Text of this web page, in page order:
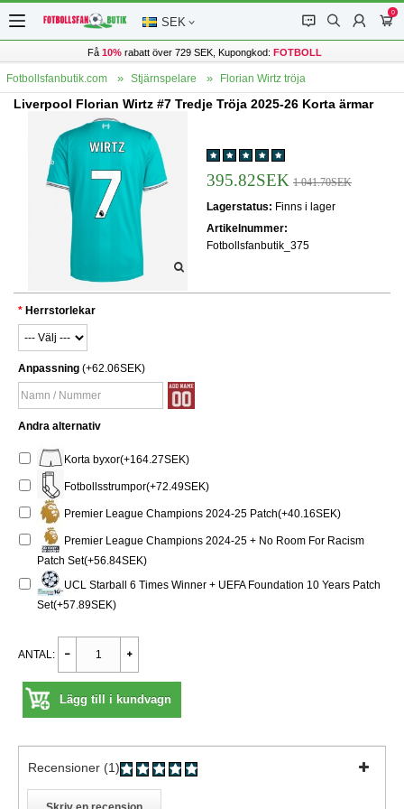
SEK 󰂱 󰂨 󰃳
0
󰃦
Få 10%rabatt över 729 SEK, Kupongkod: FOTBOLL
Fotbollsfanbutik.com Stjärnspelare Florian Wirtz tröja
Liverpool Florian Wirtz #7 Tredje Tröja 2025-26 Korta ärmar
395.82SEK 1 041.70SEK
Lagerstatus: Finns i lager
Artikelnummer:
Fotbollsfanbutik_375
Herrstorlekar
Anpassning (+62.06SEK)
Andra alternativ
Korta byxor(+164.27SEK)
Fotbollsstrumpor(+72.49SEK)
Premier League Champions 2024-25 Patch(+40.16SEK)
Premier League Champions 2024-25 + No Room For Racism
Patch Set(+56.84SEK)
UCL Starball 6 Times Winner + UEFA Foundation 10 Years Patch
Set(+57.89SEK)
ANTAL:
Lägg till i kundvagn
Recensioner (1)